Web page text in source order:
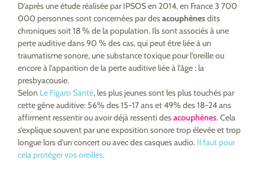
D’après une étude réalisée par IPSOS en 2014, en France 3 700
000 personnes sont concernées par desacouphènesdits
chroniques soit 18 % de la population. Ils sont associés à une
perte auditive dans 90 % des cas, qui peut être liée à un
traumatisme sonore, une substance toxique pour l’oreille ou
encore à l’apparition de la perte auditive liée à l’âge : la
presbyacousie.
Selon Le Figaro Santé, les plus jeunes sont les plus touchés par
cette gêne auditive: 56% des 15-17 ans et 49% des 18-24 ans
affirment ressentir ou avoir déjà ressenti desacouphènes. Cela
s’explique souvent par une exposition sonore trop élevée et trop
longue lors d’un concert ou avec des casques audio. Il faut pour
cela protéger vos oreilles.